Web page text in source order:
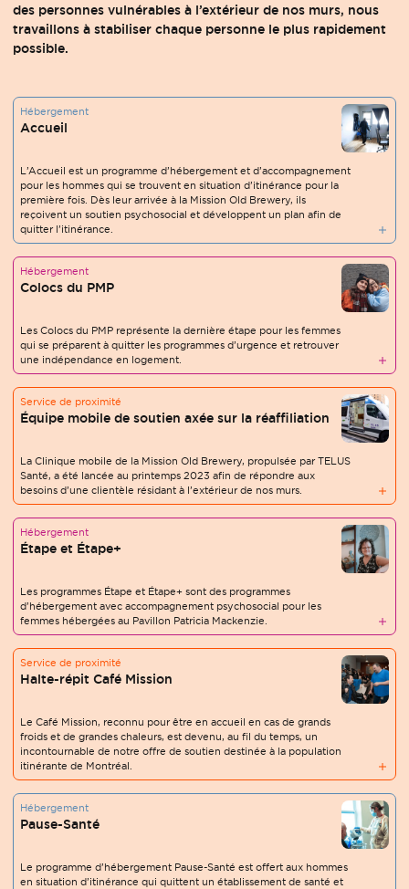
des personnes vulnérables à l’extérieur de nos murs, nous
travaillons à stabiliser chaque personne le plus rapidement
possible.
Hébergement
Accueil
L’Accueil est un programme d’hébergement et d’accompagnement
pour les hommes qui se trouvent en situation d’itinérance pour la
première fois. Dès leur arrivée à la Mission Old Brewery, ils
reçoivent un soutien psychosocial et développent un plan afin de
quitter l’itinérance.
Hébergement
Colocs du PMP
Les Colocs du PMP représente la dernière étape pour les femmes
qui se préparent à quitter les programmes d’urgence et retrouver
une indépendance en logement.
Service de proximité
Équipe mobile de soutien axée sur la réaffiliation
La Clinique mobile de la Mission Old Brewery, propulsée par TELUS
Santé, a été lancée au printemps 2023 afin de répondre aux
besoins d’une clientèle résidant à l’extérieur de nos murs.
Hébergement
Étape et Étape+
Les programmes Étape et Étape+ sont des programmes
d’hébergement avec accompagnement psychosocial pour les
femmes hébergées au Pavillon Patricia Mackenzie.
Service de proximité
Halte-répit Café Mission
Le Café Mission, reconnu pour être en accueil en cas de grands
froids et de grandes chaleurs, est devenu, au fil du temps, un
incontournable de notre offre de soutien destinée à la population
itinérante de Montréal.
Hébergement
Pause-Santé
Le programme d’hébergement Pause-Santé est offert aux hommes
en situation d’itinérance qui quittent un établissement de santé et